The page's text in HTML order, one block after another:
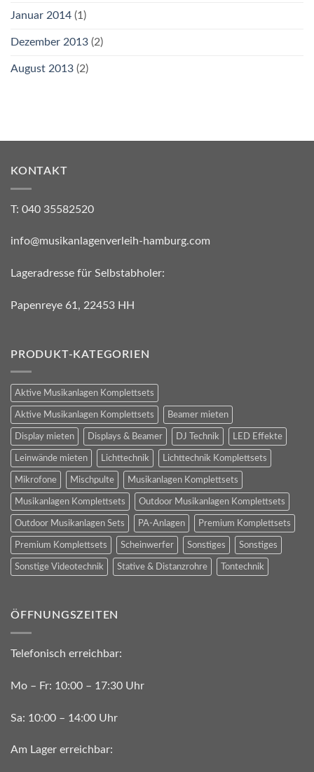
Januar 2014 (1)
Dezember 2013 (2)
August 2013 (2)
KONTAKT
T: 040 35582520
info@musikanlagenverleih-hamburg.com
Lageradresse für Selbstabholer:
Papenreye 61, 22453 HH
PRODUKT-KATEGORIEN
Aktive Musikanlagen Komplettsets
Aktive Musikanlagen Komplettsets Beamer mieten
Display mieten Displays & Beamer DJ Technik LED Effekte
Leinwände mieten Lichttechnik Lichttechnik Komplettsets
Mikrofone Mischpulte Musikanlagen Komplettsets
Musikanlagen Komplettsets Outdoor Musikanlagen Komplettsets
Outdoor Musikanlagen Sets PA-Anlagen Premium Komplettsets
Premium Komplettsets Scheinwerfer Sonstiges Sonstiges
Sonstige Videotechnik Stative & Distanzrohre Tontechnik
ÖFFNUNGSZEITEN
Telefonisch erreichbar:
Mo – Fr: 10:00 – 17:30 Uhr
Sa: 10:00 – 14:00 Uhr
Am Lager erreichbar: